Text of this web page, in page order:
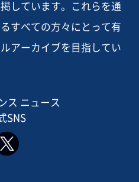
しています。これらを通
すべての方々にとって有
アーカイブを目指してい
ス ニュース
SNS